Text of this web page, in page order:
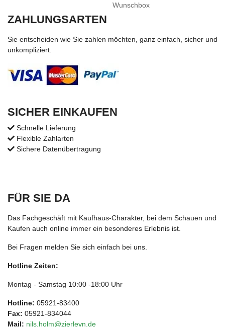
Wunschbox
ZAHLUNGSARTEN
Sie entscheiden wie Sie zahlen möchten, ganz einfach, sicher und
unkompliziert.
SICHER EINKAUFEN
Schnelle Lieferung
Flexible Zahlarten
Sichere Datenübertragung
FÜR SIE DA
Das Fachgeschäft mit Kaufhaus-Charakter, bei dem Schauen und
Kaufen auch online immer ein besonderes Erlebnis ist.
Bei Fragen melden Sie sich einfach bei uns.
Hotline Zeiten:
Montag - Samstag 10:00 -18:00 Uhr
Hotline: 05921-83400
Fax: 05921-834044
Mail: nils.holm@zierleyn.de